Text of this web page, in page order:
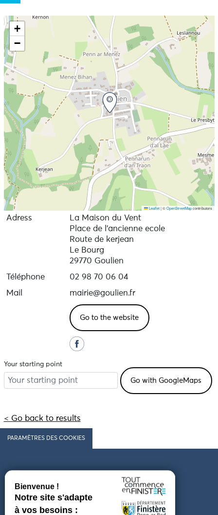
+
−
Leaflet |©OpenStreetMapcontributors
Adress
La Maison du Vent
Place de l'ancienne ecole
Route de kerjean
Le Bourg
29770 Goulien
Téléphone
02 98 70 06 04
Mail
mairie@goulien.fr
Go to the website
Your starting point
< Go back to results
PARAMÈTRES DES COOKIES
Follow us